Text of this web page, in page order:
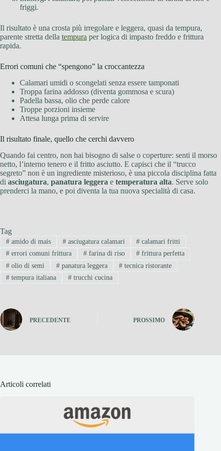
friggi.
Il risultato è una crosta più irregolare e leggera, quasi da tempura,
parente stretta della tempura per logica di impasto freddo e frittura
rapida.
Errori comuni che “spengono” la croccantezza
Calamari umidi o scongelati senza essere tamponati
Troppa farina addosso (diventa gommosa e scura)
Padella bassa, olio che perde calore
Troppe porzioni insieme
Attesa lunga prima di servire
Il risultato finale, quello che cerchi davvero
Quando fai centro, non hai bisogno di salse o coperture: senti il morso
netto, l’interno tenero e il fritto asciutto. E capisci che il “trucco
segreto” non è un ingrediente misterioso, è una piccola disciplina fatta
di asciugatura, panatura leggera e temperatura alta. Serve solo
prenderci la mano, e poi diventa la tua nuova specialità di casa.
Tag
#amido di mais #asciugatura calamari # calamari fritti
#errori comuni frittura #farina di riso # frittura perfetta
#olio di semi #panatura leggera # tecnica ristorante
#tempura italiana #trucchi cucina
PRECEDENTE PROSSIMO
Articoli correlati